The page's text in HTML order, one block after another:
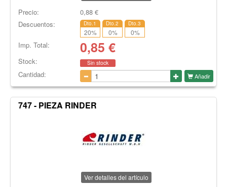
Precio: 0,88€
Descuentos:
Dto.1
20%
Dto.2
0%
Dto.3
0%
Imp. Total: 0,85 €
Stock: Sin stock
Cantidad: Añadir
747 - PIEZA RINDER
Ver detalles del artículo